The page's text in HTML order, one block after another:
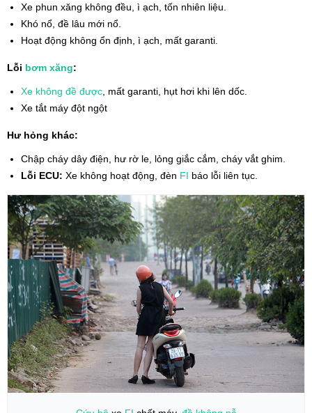
Xe phun xăng không đều, ì ạch, tốn nhiên liệu.
Khó nổ, đề lâu mới nổ.
Hoạt động không ổn định, ì ạch, mất garanti.
Lỗi bơm xăng:
Xe không đề được , mất garanti, hụt hơi khi lên dốc.
Xe tắt máy đột ngột
Hư hỏng khác:
Chập cháy dây điện, hư rờ le, lỏng giắc cắm, cháy vắt ghim.
Lỗi ECU: Xe không hoạt động, đèn FI báo lỗi liên tục.